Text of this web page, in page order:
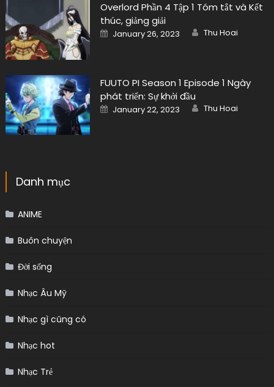
Overlord Phần 4 Tập 1 Tóm tắt và Kết
thúc, giảng giải
Posted
on
January 26, 2023 Author
Thu Hoai
FUUTO PI Season 1 Episode 1 Ngày
phát triển: Sự khởi đầu
Posted
on
January 22, 2023 Author
Thu Hoai
Danh mục
ANIME
Buôn chuyện
Đời sống
Nhạc Âu Mỹ
Nhạc gì cũng có
Nhạc hot
Nhạc Trẻ